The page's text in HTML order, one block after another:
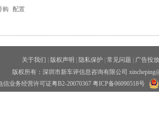
购 配置
关于我们 版权声明 隐私保护 常见问题
广告投放
版权所有：深圳市新车评信息咨询有限公司
信业务经营许可证粤B2-20070367 粤ICP备06090518号